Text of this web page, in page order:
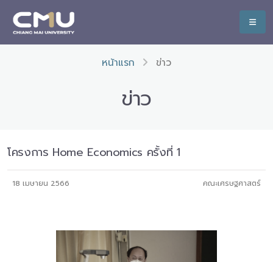
หน้าแรก ข่าว
ข่าว
โครงการ Home Economics ครั้งที่ 1
18 เมษายน 2566 คณะเศรษฐศาสตร์